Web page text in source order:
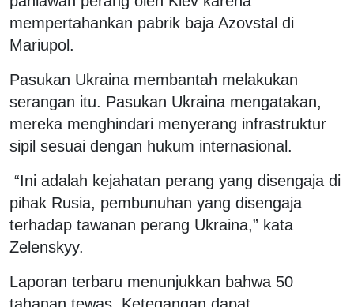
mempertahankan pabrik baja Azovstal di
Mariupol.
Pasukan Ukraina membantah melakukan
serangan itu. Pasukan Ukraina mengatakan,
mereka menghindari menyerang infrastruktur
sipil sesuai dengan hukum internasional.
“Ini adalah kejahatan perang yang disengaja di
pihak Rusia, pembunuhan yang disengaja
terhadap tawanan perang Ukraina,” kata
Zelenskyy.
Laporan terbaru menunjukkan bahwa 50